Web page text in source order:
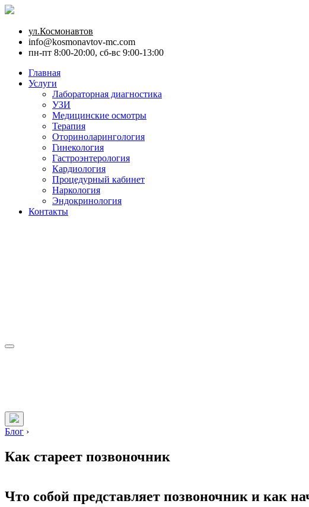
ул.Космонавтов
info@kosmonavtov-mc.com
пн-пт 8:00-20:00, сб-вс 9:00-13:00
Главная
Услуги
Лабораторная диагностика
УЗИ
Медицинские осмотры
Терапия
Оториноларингология
Гинекология
Гастроэнтерология
Кардиология
Процедурный кабинет
Наркология
Эндокринология
Контакты
Блог ›
Как стареет позвоночник
Что собой представляет позвоночник и как